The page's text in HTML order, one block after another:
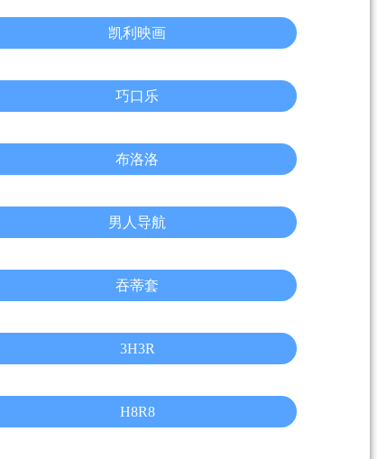
凯利映画
巧口乐
布洛洛
男人导航
吞蒂套
3H3R
H8R8